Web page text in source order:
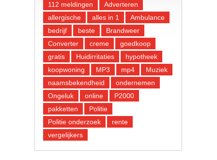
112 meldingen
Adverteren
allergische
alles in 1
Ambulance
bedrijf
beste
Brandweer
Converter
creme
goedkoop
gratis
Huidirritaties
hypotheek
koopwoning
MP3 mp4
Muziek
naamsbekendheid
ondernemen
Ongeluk
online
P2000
pakketten
Politie
Politie onderzoek
rente
vergelijkers